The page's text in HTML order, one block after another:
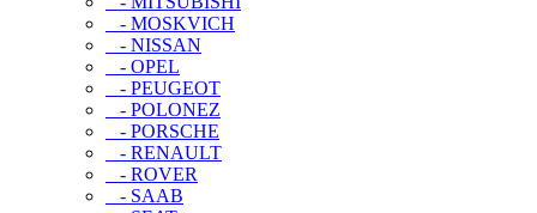
- MOSKVICH
- NISSAN
- OPEL
- PEUGEOT
- POLONEZ
- PORSCHE
- RENAULT
- ROVER
- SAAB